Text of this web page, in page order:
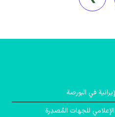
في البورصة
للجهات المُصدِرة